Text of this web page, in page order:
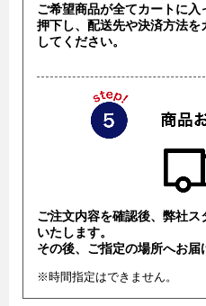
ご希望商品が全てカートに
押下し、配送先や決済方法
してください。
ご注文内容を確認後、弊社
いたします。
その後、ご指定の場所へお届
※時間指定はできません。